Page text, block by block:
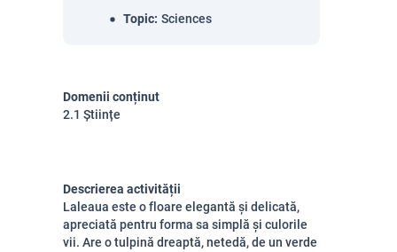
Topic: Sciences
Domenii conținut
2.1 Științe
Descrierea activității
Laleaua este o floare elegantă și delicată,
apreciată pentru forma sa simplă și culorile
vii. Are o tulpină dreaptă, netedă, de un verde